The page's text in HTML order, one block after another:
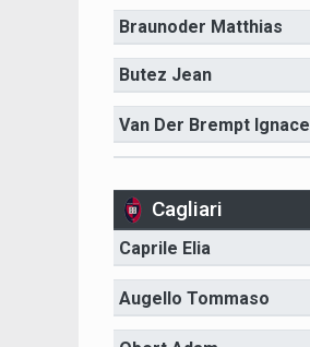
Braunoder Matthias
Butez Jean
Van Der Brempt Ignace
Cagliari
Caprile Elia
Augello Tommaso